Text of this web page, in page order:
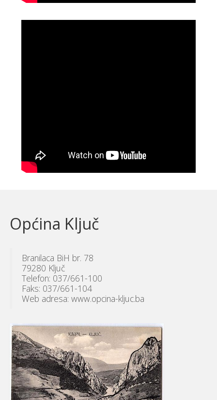
Općina Ključ
Branilaca BiH br. 78
79280 Ključ
Telefon: 037/661-100
Faks: 037/661-104
Web adresa: www.opcina-kljuc.ba